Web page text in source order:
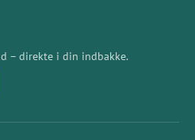
– direkte i din indbakke.